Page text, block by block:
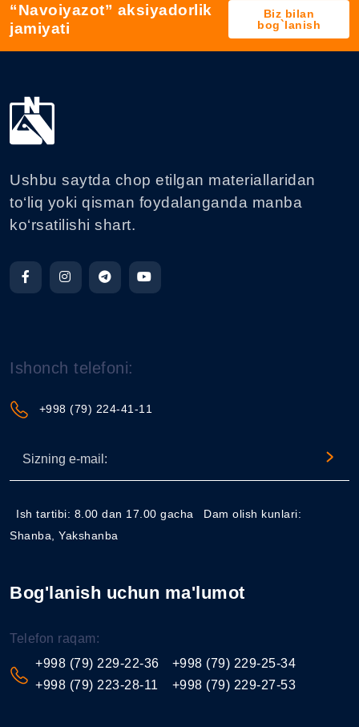
“Navoiyazot” aksiyadorlik
jamiyati
Biz bilan
bog`lanish
Ushbu saytda chop etilgan materiallaridan
to‘liq yoki qisman foydalanganda manba
ko‘rsatilishi shart.
Ishonch telefoni:
+998 (79) 224-41-11
Ish tartibi: 8.00 dan 17.00 gacha
Dam olish kunlari:
Shanba, Yakshanba
Bog'lanish uchun ma'lumot
Telefon raqam:
+998 (79) 229-22-36
+998 (79) 223-28-11
+998 (79) 229-25-34
+998 (79) 229-27-53